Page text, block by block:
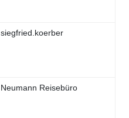
Reisebüro